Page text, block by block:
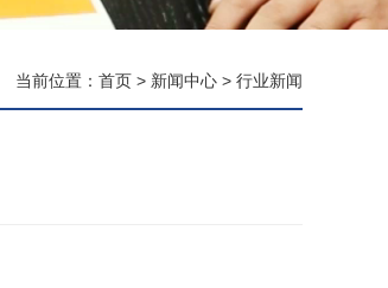
当前位置： 首页 > 新闻中心 > 行业新闻